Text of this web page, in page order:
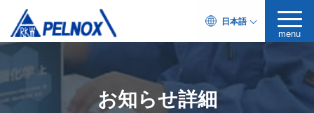
日本語
menu
お知らせ詳細